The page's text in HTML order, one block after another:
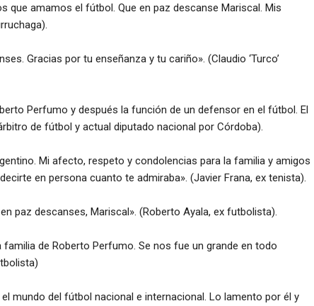
que amamos el fútbol. Que en paz descanse Mariscal. Mis
Gracias por tu enseñanza y tu cariño». (Claudio ‘Turco’
Perfumo y después la función de un defensor en el fútbol. El
de fútbol y actual diputado nacional por Córdoba).
Mi afecto, respeto y condolencias para la familia y amigos
en persona cuanto te admiraba». (Javier Frana, ex tenista).
paz descanses, Mariscal». (Roberto Ayala, ex futbolista).
de Roberto Perfumo. Se nos fue un grande en todo
mundo del fútbol nacional e internacional. Lo lamento por él y